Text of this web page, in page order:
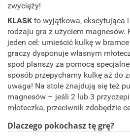
zwycięży!
KLASK to wyjątkowa, ekscytująca
rodzaju gra z użyciem magnesów.
jeden cel: umieścić kulkę w
graczy dysponuje własnym
spod planszy za pomocą
sposób przepychamy kulkę aż do
uwaga! Na stole znajdują się też
magnesów – jeśli 2 lub 3
młoteczka, przeciwnik zdobędzie
Dlaczego pokochasz tę grę?